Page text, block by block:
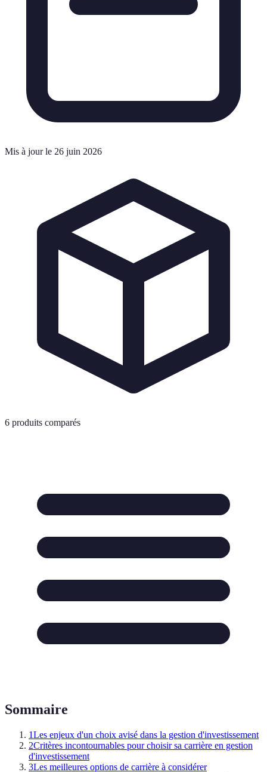
Mis à jour le 26 juin 2026
6 produits comparés
Sommaire
1Les enjeux d'un choix avisé dans la gestion d'investissement
2Critères incontournables pour choisir sa carrière en gestion
d'investissement
3Les meilleures options de carrière à considérer